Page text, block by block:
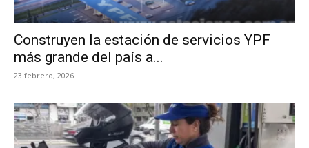
Construyen la estación de servicios YPF
más grande del país a...
23 febrero, 2026